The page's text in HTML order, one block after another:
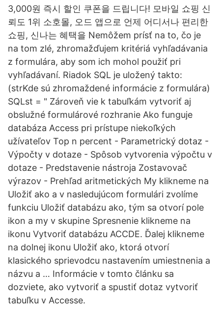
3,000원 즉시 할인 쿠폰을 드립니다! 모바일 쇼핑 신
뢰도 1위 소호몰, 오드 앱으로 언제 어디서나 편리한
쇼핑, 신나는 혜택을 Nemôžem prísť na to, čo je
na tom zlé, zhromažďujem kritériá vyhľadávania
z formulára, aby som ich mohol použiť pri
vyhľadávaní. Riadok SQL je uložený takto:
(strKde sú zhromaždené informácie z formulára)
SQLst = " Zároveň vie k tabuľkám vytvoriť aj
obslužné formulárové rozhranie Ako funguje
databáza Access pri prístupe niekoľkých
užívateľov Top n percent - Parametrický dotaz -
Výpočty v dotaze - Spôsob vytvorenia výpočtu v
dotaze - Predstavenie nástroja Zostavovač
výrazov - Prehľad aritmetických My klikneme na
Uložiť ako a v nasledujúcom formulári zvolíme
funkciu Uložiť databázu ako, tým sa otvorí pole
ikon a my v skupine Spresnenie klikneme na
ikonu Vytvoriť databázu ACCDE. Ďalej klikneme
na dolnej ikonu Uložiť ako, ktorá otvorí
klasického sprievodcu nastavením umiestnenia a
názvu a … Informácie v tomto článku sa
dozviete, ako vytvoriť a spustiť dotaz vytvoriť
tabuľku v Accesse.